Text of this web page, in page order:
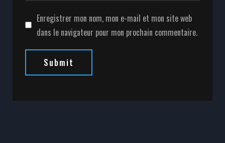
Enregistrer mon nom, mon e-mail et mon site web
dans le navigateur pour mon prochain commentaire.
Submit